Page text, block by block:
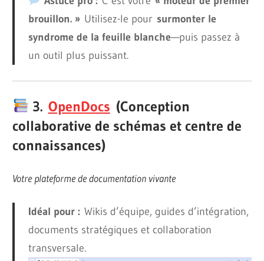
brouillon. »Utilisez-le pour surmonter le
syndrome de la feuille blanche—puis passez à
un outil plus puissant.
3. OpenDocs (Conception
collaborative de schémas et centre de
connaissances)
Votre plateforme de documentation vivante
Idéal pour : Wikis d’équipe, guides d’intégration,
documents stratégiques et collaboration
transversale.